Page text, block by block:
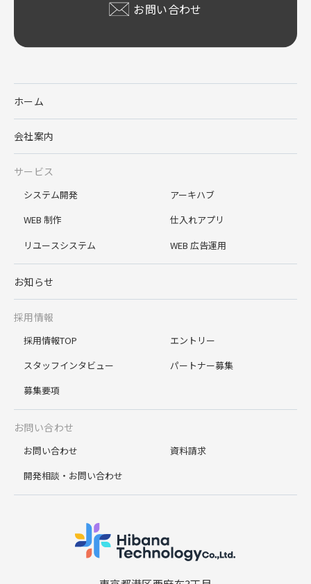
お問い合わせ
ホーム
会社案内
サービス
システム開発
WEB 制作
リユースシステム
アーキハブ
仕入れアプリ
WEB 広告運用
お知らせ
採用情報
採用情報TOP
スタッフインタビュー
募集要項
エントリー
パートナー募集
お問い合わせ
お問い合わせ
開発相談・お問い合わせ
資料請求